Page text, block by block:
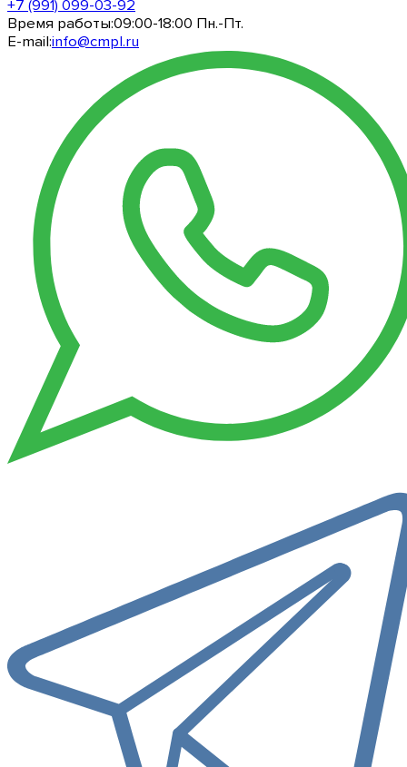
+7 (991) 099-03-92
Время работы:09:00-18:00 Пн.-Пт.
E-mail:info@cmpl.ru